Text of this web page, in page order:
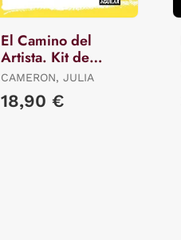
El Camino del
Artista. Kit de
Herramientas
CAMERON, JULIA
18,90 €